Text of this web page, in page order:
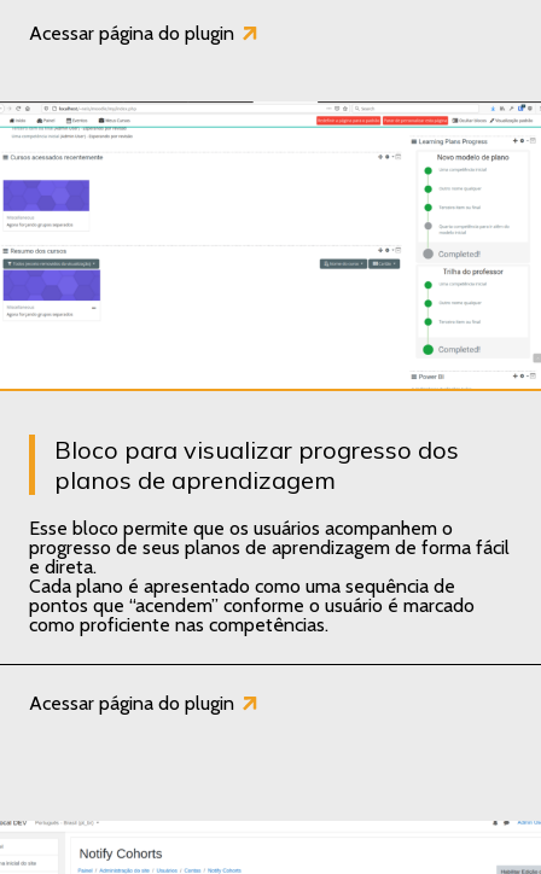
Acessar página do plugin
Bloco para visualizar progresso dos
planos de aprendizagem
Esse bloco permite que os usuários acompanhem o
progresso de seus planos de aprendizagem de forma fácil
e direta.
Cada plano é apresentado como uma sequência de
pontos que “acendem” conforme o usuário é marcado
como proficiente nas competências.
Acessar página do plugin